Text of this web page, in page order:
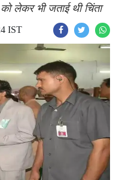
लेकर भी जताई थी चिंता
IST